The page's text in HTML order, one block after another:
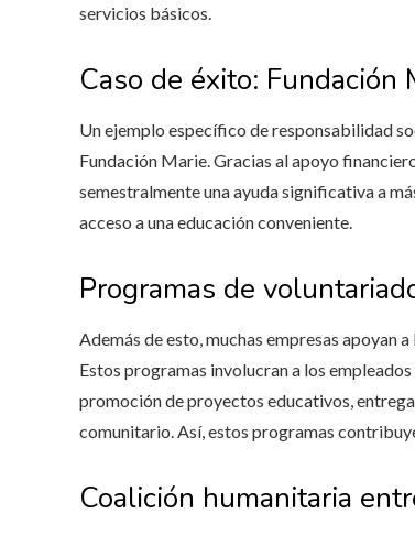
servicios básicos.
Caso de éxito:
Un ejemplo específico de responsabilidad
Fundación Marie. Gracias al apoyo
semestralmente una ayuda significativa a
acceso a una educación conveniente.
Programas de
Además de esto, muchas empresas apoyan
Estos programas involucran a los
promoción de proyectos educativos,
comunitario. Así, estos programas
Coalición humanitaria